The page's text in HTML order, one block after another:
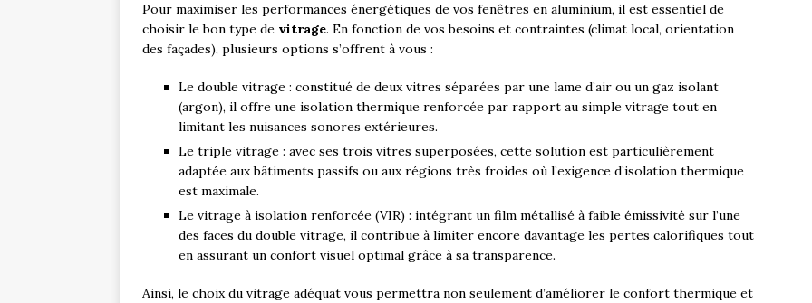
Pour maximiser les performances énergétiques de vos fenêtres en aluminium, il est essentiel de
choisir le bon type de vitrage. En fonction de vos besoins et contraintes (climat local, orientation
des façades), plusieurs options s’offrent à vous :
Le double vitrage : constitué de deux vitres séparées par une lame d’air ou un gaz isolant
(argon), il offre une isolation thermique renforcée par rapport au simple vitrage tout en
limitant les nuisances sonores extérieures.
Le triple vitrage : avec ses trois vitres superposées, cette solution est particulièrement
adaptée aux bâtiments passifs ou aux régions très froides où l’exigence d’isolation thermique
est maximale.
Le vitrage à isolation renforcée (VIR) : intégrant un film métallisé à faible émissivité sur l’une
des faces du double vitrage, il contribue à limiter encore davantage les pertes calorifiques tout
en assurant un confort visuel optimal grâce à sa transparence.
Ainsi, le choix du vitrage adéquat vous permettra non seulement d’améliorer le confort thermique et